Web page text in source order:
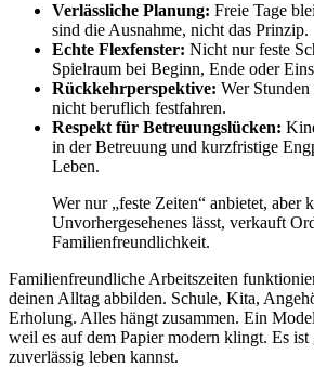
Verlässliche Planung: Freie Tage
sind die Ausnahme, nicht das Prinzip.
Echte Flexfenster: Nicht nur feste
Spielraum bei Beginn, Ende oder
Rückkehrperspektive: Wer
nicht beruflich festfahren.
Respekt für Betreuungslücken:
in der Betreuung und kurzfristige
Leben.
Wer nur „feste Zeiten“ anbietet, aber
Unvorhergesehenes lässt, verkauft
Familienfreundlichkeit.
Familienfreundliche Arbeitszeiten
deinen Alltag abbilden. Schule, Kita,
Erholung. Alles hängt zusammen. Ein
weil es auf dem Papier modern klingt. Es
zuverlässig leben kannst.